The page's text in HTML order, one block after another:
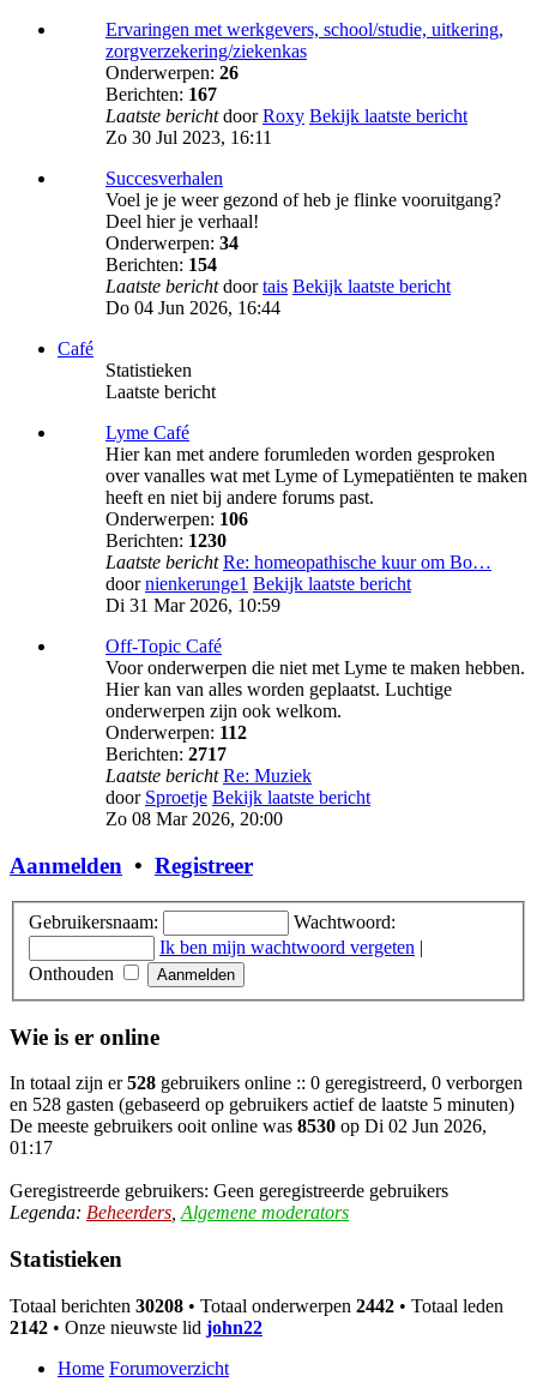
Ervaringen met werkgevers, school/studie, uitkering,
zorgverzekering/ziekenkas
Onderwerpen: 26
Berichten: 167
Laatste bericht doorRoxy Bekijk laatste bericht
Zo 30 Jul 2023, 16:11
Succesverhalen
Voel je je weer gezond of heb je flinke vooruitgang?
Deel hier je verhaal!
Onderwerpen: 34
Berichten: 154
Laatste bericht doortais Bekijk laatste bericht
Do 04 Jun 2026, 16:44
Café
Statistieken
Laatste bericht
Lyme Café
Hier kan met andere forumleden worden gesproken
over vanalles wat met Lyme of Lymepatiënten te maken
heeft en niet bij andere forums past.
Onderwerpen: 106
Berichten: 1230
Laatste bericht Re: homeopathische kuur om Bo…
doornienkerunge1 Bekijk laatste bericht
Di 31 Mar 2026, 10:59
Off-Topic Café
Voor onderwerpen die niet met Lyme te maken hebben.
Hier kan van alles worden geplaatst. Luchtige
onderwerpen zijn ook welkom.
Onderwerpen: 112
Berichten: 2717
Laatste bericht Re: Muziek
door Sproetje Bekijk laatste bericht
Zo 08 Mar 2026, 20:00
Aanmelden • Registreer
Gebruikersnaam:
Wachtwoord:
Ik ben mijn wachtwoord vergeten |
Onthouden
Wie is er online
In totaal zijn er528 gebruikers online :: 0 geregistreerd, 0 verborgen
en 528 gasten (gebaseerd op gebruikers actief de laatste 5 minuten)
De meeste gebruikers ooit online was 8530 op Di 02 Jun 2026,
01:17
Geregistreerde gebruikers: Geen geregistreerde gebruikers
Legenda: Beheerders Algemene moderators
Statistieken
Totaal berichten 30208 • Totaal onderwerpen 2442 • Totaal leden
2142 • Onze nieuwste lid john22
Home Forumoverzicht